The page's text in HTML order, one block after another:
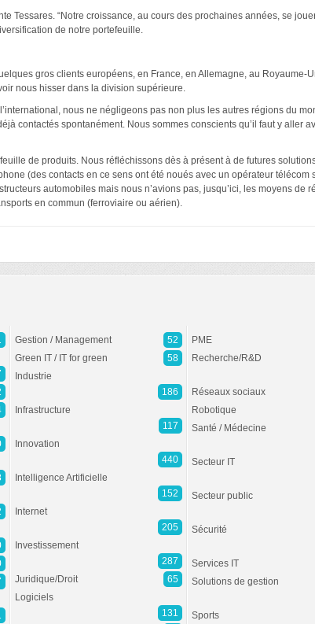
Tessares. “Notre croissance, au cours des prochaines années, se
de notre portefeuille.
gros clients européens, en France, en Allemagne, au
nous hisser dans la division supérieure.
nous ne négligeons pas non plus les autres régions du
contactés spontanément. Nous sommes conscients qu’il faut y aller
de produits. Nous réfléchissons dès à présent à de futures
(des contacts en ce sens ont été noués avec un opérateur
automobiles mais nous n’avions pas, jusqu’ici, les moyens de
en commun (ferroviaire ou aérien).
Gestion / Management
52
Green IT / IT for green
58
Industrie
186
Infrastructure
117
Innovation
440
Intelligence Artificielle
152
Internet
205
Investissement
287
Juridique/Droit
65
Logiciels
131
PME
Recherche/R&D
Réseaux sociaux
Robotique
Santé / Médecine
Secteur IT
Secteur public
Sécurité
Services IT
Solutions de gestion
Sports